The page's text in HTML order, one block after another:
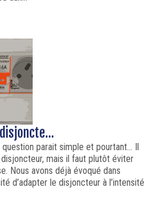
parait simple et pourtant... Il
mais il faut plutôt éviter
Nous avons déjà évoqué dans
d’adapter le disjoncteur à l’intensité